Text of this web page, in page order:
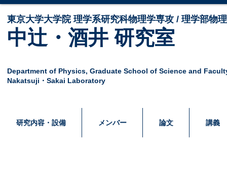
東京大学大学院 ​理学系研究科物理学専攻 / 理学部物
中辻・酒井 研究室
Department of Physics, Graduate School of Science and
Nakatsuji・Sakai Laboratory
研究内容・設備 メンバー 論文 講義